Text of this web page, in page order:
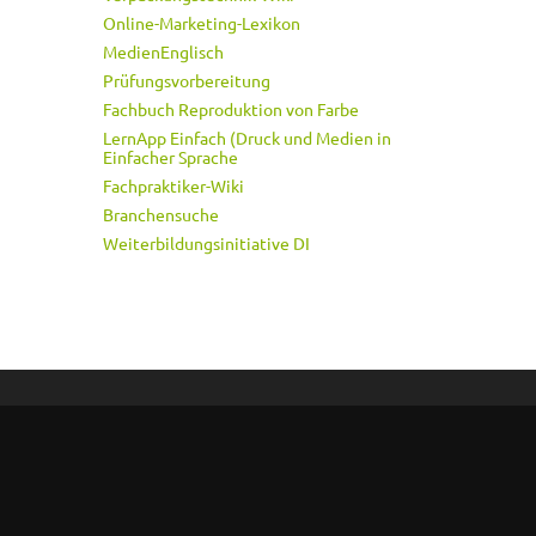
Online-Marketing-Lexikon
MedienEnglisch
Prüfungsvorbereitung
Fachbuch Reproduktion von Farbe
LernApp Einfach (Druck und Medien in
Einfacher Sprache
Fachpraktiker-Wiki
Branchensuche
Weiterbildungsinitiative DI